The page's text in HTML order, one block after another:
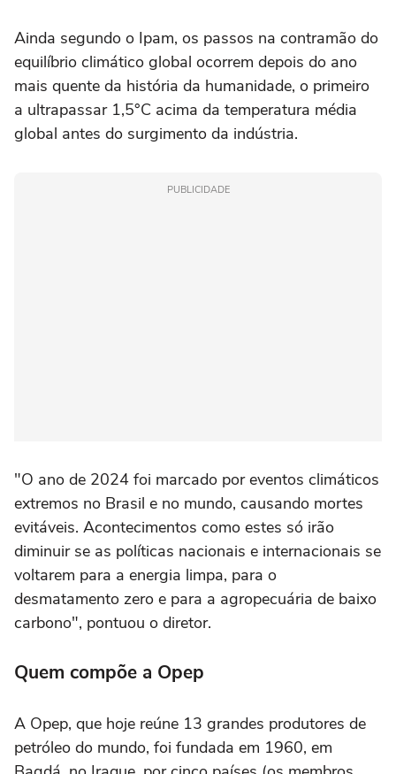
Ainda segundo o Ipam, os passos na contramão do
equilíbrio climático global ocorrem depois do ano
mais quente da história da humanidade, o primeiro
a ultrapassar 1,5°C acima da temperatura média
global antes do surgimento da indústria.
PUBLICIDADE
"O ano de 2024 foi marcado por eventos climáticos
extremos no Brasil e no mundo, causando mortes
evitáveis. Acontecimentos como estes só irão
diminuir se as políticas nacionais e internacionais se
voltarem para a energia limpa, para o
desmatamento zero e para a agropecuária de baixo
carbono", pontuou o diretor.
Quem compõe a Opep
A Opep, que hoje reúne 13 grandes produtores de
petróleo do mundo, foi fundada em 1960, em